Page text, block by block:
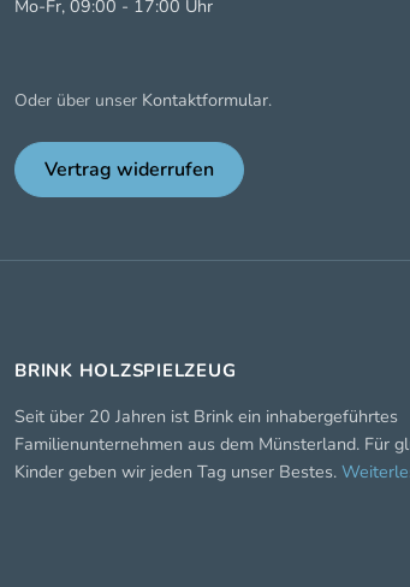
Mo-Fr, 09:00 - 17:00 Uhr
Oder über unser Kontaktformular.
Vertrag widerrufen
BRINK HOLZSPIELZEUG
Seit über 20 Jahren ist Brink ein inhabergeführtes
Familienunternehmen aus dem Münsterland. Für
Kinder geben wir jeden Tag unser Bestes.